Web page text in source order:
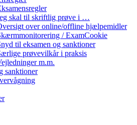
skal til skriftlig prøve i …
over online/offline hjælpemidler
/ ExamCookie
til eksamen og sanktioner
prøvevilkår i praksis
m.m.
sanktioner